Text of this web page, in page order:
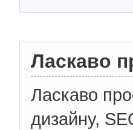
Ласкаво
Ласкаво
дизайну,